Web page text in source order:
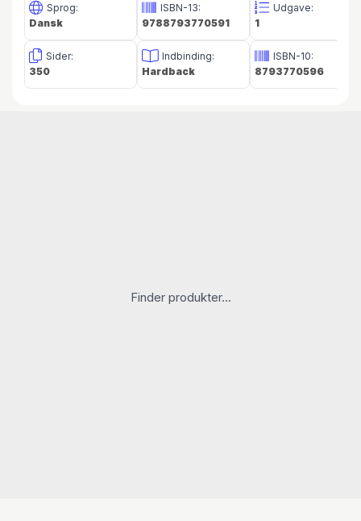
Sprog:
Dansk
Sider:
350
ISBN-13:
9788793770591
Indbinding:
Hardback
Udgave:
1
ISBN-10:
8793770596
Finder produkter...